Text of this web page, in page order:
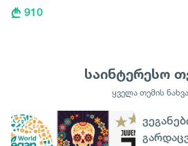
910
საინტერესო
ყველა თემის ნახვა